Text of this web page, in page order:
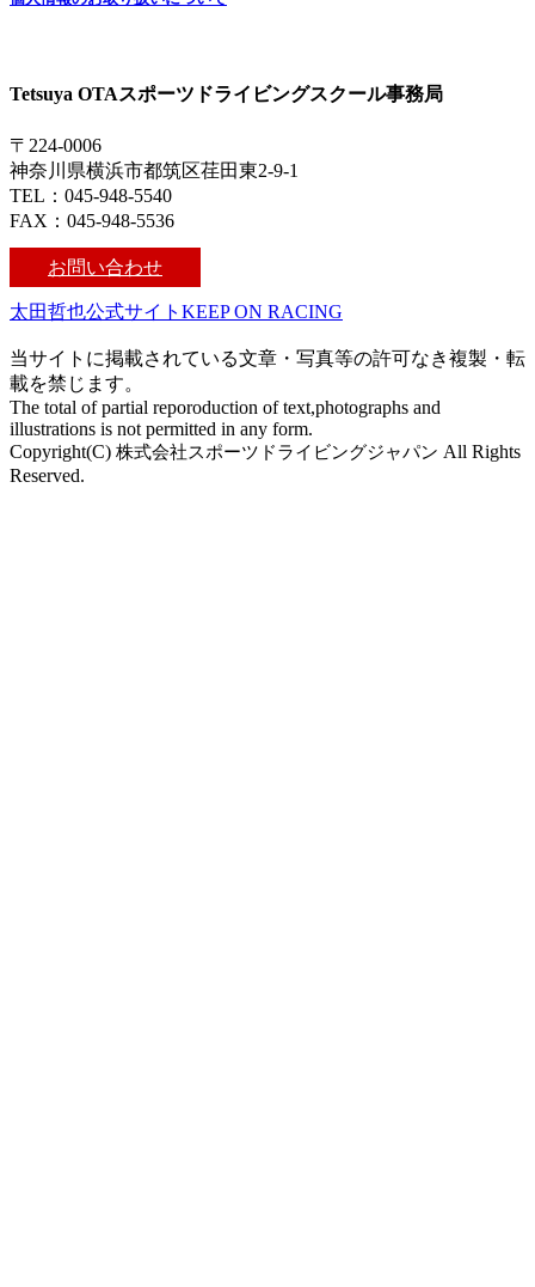
Tetsuya OTAスポーツドライビングスクール事務局
〒224-0006
神奈川県横浜市都筑区荏田東2-9-1
TEL：045-948-5540
FAX：045-948-5536
お問い合わせ
太田哲也公式サイトKEEP ON RACING
当サイトに掲載されている文章・写真等の許可なき複製・転
載を禁じます。
The total of partial reporoduction of text,photographs and
illustrations is not permitted in any form.
Copyright(C) 株式会社スポーツドライビングジャパン All Rights
Reserved.